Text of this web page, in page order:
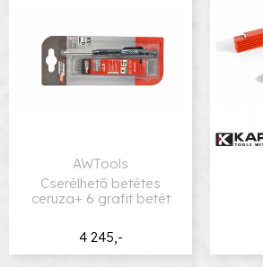
4 245,-
AWTools
Cserélhető betétes
ceruza+ 6 grafit betét